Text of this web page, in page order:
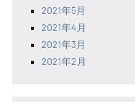
2021年5月
2021年4月
2021年3月
2021年2月